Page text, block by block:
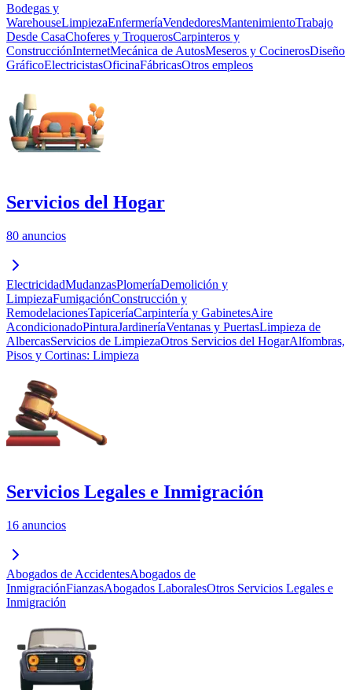
Bodegas y
WarehouseLimpiezaEnfermeríaVendedoresMantenimientoTrabajo
Desde CasaChoferes y TroquerosCarpinteros y
ConstrucciónInternetMecánica de AutosMeseros y CocinerosDiseño
GráficoElectricistasOficinaFábricasOtros empleos
Servicios del Hogar
80 anuncios
ElectricidadMudanzasPlomeríaDemolición y
LimpiezaFumigaciónConstrucción y
RemodelacionesTapiceríaCarpintería y GabinetesAire
AcondicionadoPinturaJardineríaVentanas y PuertasLimpieza de
AlbercasServicios de LimpiezaOtros Servicios del HogarAlfombras,
Pisos y Cortinas: Limpieza
Servicios Legales e Inmigración
16 anuncios
Abogados de AccidentesAbogados de
InmigraciónFianzasAbogados LaboralesOtros Servicios Legales e
Inmigración